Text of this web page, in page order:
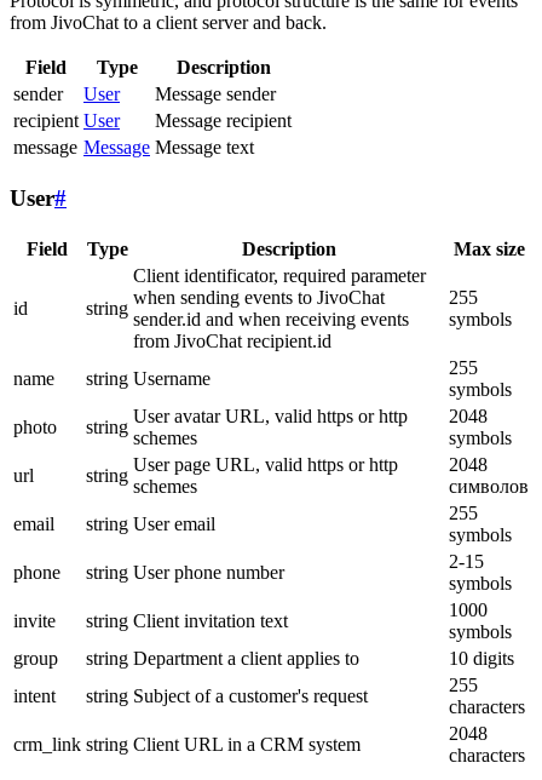
from JivoChat to a client server and back.
Field Type
Description
sender
User
Message sender
recipient User
Message recipient
message Message Message text
User#
Field Type Description Max size
id string
Client identificator, required parameter
when sending events to JivoChat
sender.id and when receiving events
from JivoChat recipient.id
255
symbols
name string Username
255
symbols
photo
string
User avatar URL, valid https or http
schemes
2048
symbols
url
string
User page URL, valid https or http
schemes
2048
символов
email
string User email
255
symbols
phone
string User phone number
2-15
symbols
invite
string Client invitation text
1000
symbols
group
string Department a client applies to
10 digits
intent
string Subject of a customer's request
255
characters
crm_link string Client URL in a CRM system
2048
characters